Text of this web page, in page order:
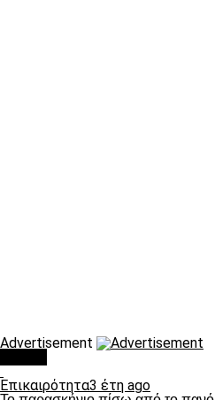
Advertisement
Επικαιρότητα3 έτη ago